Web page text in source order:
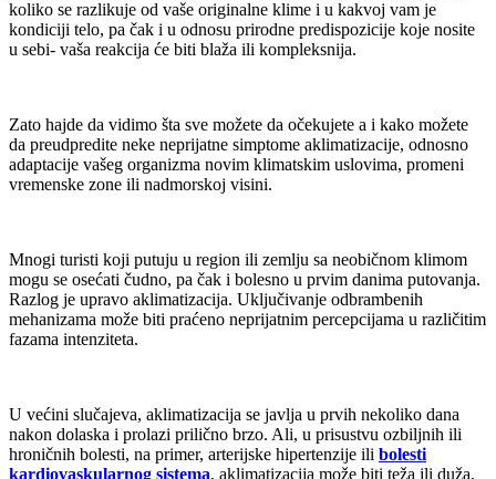
koliko se razlikuje od vaše originalne klime i u kakvoj vam je
kondiciji telo, pa čak i u odnosu prirodne predispozicije koje nosite
u sebi- vaša reakcija će biti blaža ili kompleksnija.
Zato hajde da vidimo šta sve možete da očekujete a i kako možete
da preudpredite neke neprijatne simptome aklimatizacije, odnosno
adaptacije vašeg organizma novim klimatskim uslovima, promeni
vremenske zone ili nadmorskoj visini.
Mnogi turisti koji putuju u region ili zemlju sa neobičnom klimom
mogu se osećati čudno, pa čak i bolesno u prvim danima putovanja.
Razlog je upravo aklimatizacija. Uključivanje odbrambenih
mehanizama može biti praćeno neprijatnim percepcijama u različitim
fazama intenziteta.
U većini slučajeva, aklimatizacija se javlja u prvih nekoliko dana
nakon dolaska i prolazi prilično brzo. Ali, u prisustvu ozbiljnih ili
hroničnih bolesti, na primer, arterijske hipertenzije ili bolesti
kardiovaskularnog sistema, aklimatizacija može biti teža ili duža.